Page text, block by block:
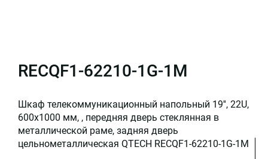
RECQF1-62210-1G-1M
Шкаф телекоммуникационный напольный 19'', 22U,
600x1000 мм, , передняя дверь стеклянная в
металлической раме, задняя дверь
цельнометаллическая QTECH RECQF1-62210-1G-1M